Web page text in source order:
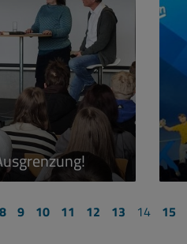
8 9 10 11 12 13 14 15